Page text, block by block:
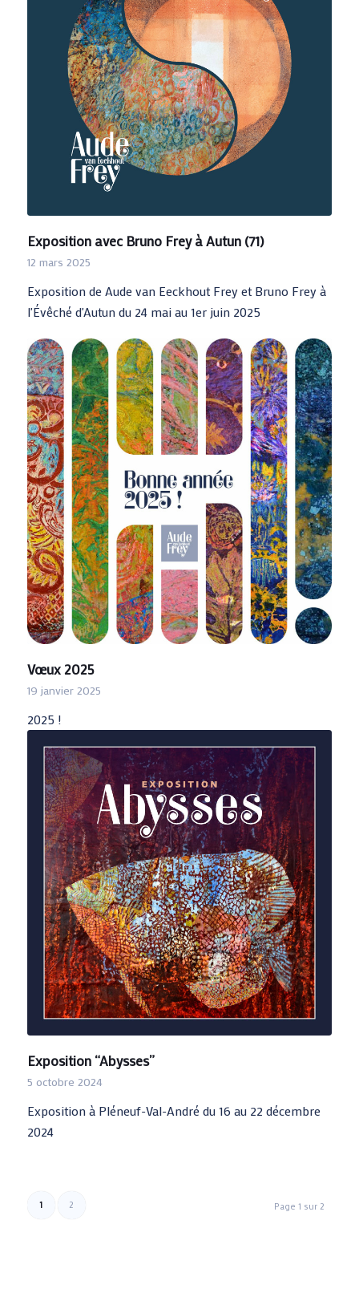
Exposition avec Bruno Frey à Autun (71)
12 mars 2025
Exposition de Aude van Eeckhout Frey et Bruno Frey à
l'Évêché d'Autun du 24 mai au 1er juin 2025
Vœux 2025
19 janvier 2025
2025 !
Exposition “Abysses”
5 octobre 2024
Exposition à Pléneuf-Val-André du 16 au 22 décembre
2024
Page 1 sur 2
1 2